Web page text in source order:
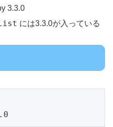
3.3.0
には3.3.0が入っている